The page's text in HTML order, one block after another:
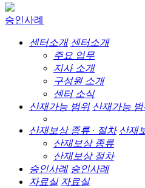
승인사례
센터소개 센터소개
주요 업무
지사 소개
구성원 소개
센터 소식
산재가능 범위 산재가능
산재보상 종류 · 절차 산재
산재보상 종류
산재보상 절차
승인사례 승인사례
자료실 자료실